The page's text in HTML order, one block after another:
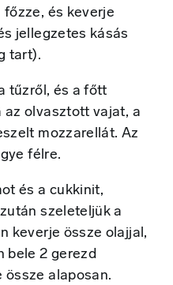
és keverje
jellegzetes kásás
tart).
tűzről, és a főtt
az olvasztott vajat, a
mozzarellát. Az
félre.
és a cukkinit,
szeleteljük a
keverje össze olajjal,
bele 2 gerezd
össze alaposan.